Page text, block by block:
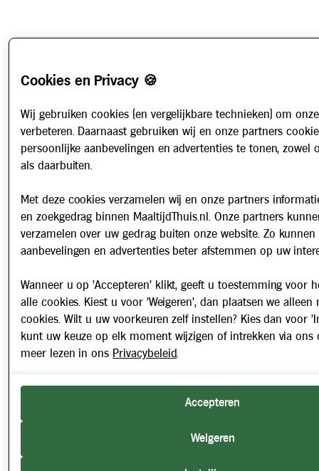
Cookies en Privacy 🍪
Wij gebruiken cookies (en vergelijkbare technieken) om
verbeteren. Daarnaast gebruiken wij en onze partners
persoonlijke aanbevelingen en advertenties te tonen, zowel
als daarbuiten.
Met deze cookies verzamelen wij en onze partners
en zoekgedrag binnen MaaltijdThuis.nl. Onze partners
verzamelen over uw gedrag buiten onze website. Zo kunnen
aanbevelingen en advertenties beter afstemmen op uw
Wanneer u op 'Accepteren' klikt, geeft u toestemming voor
alle cookies. Kiest u voor 'Weigeren', dan plaatsen we alleen
cookies. Wilt u uw voorkeuren zelf instellen? Kies dan voor
kunt uw keuze op elk moment wijzigen of intrekken via ons
meer lezen in ons Privacybeleid.
Accepteren
Weigeren